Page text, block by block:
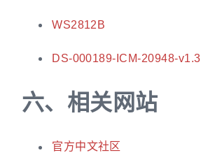
WS2812B
DS-000189-ICM-20948-v1.3
六、 相关网站
官方中文社区